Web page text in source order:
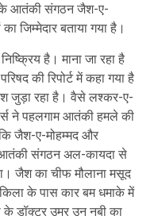
के आतंकी संगठन जैश-ए-
जिम्मेदार बताया गया है।
है। माना जा रहा है
की रिपोर्ट में कहा गया है
जुड़ा रहा है। वैसे लश्कर-ए-
ने पहलगाम आतंकी हमले की
कि जैश-ए-मोहम्मद और
संगठन अल-कायदा से
जैश का चीफ मौलाना मसूद
के पास कार बम धमाके में
के डॉक्टर उमर उन नबी का